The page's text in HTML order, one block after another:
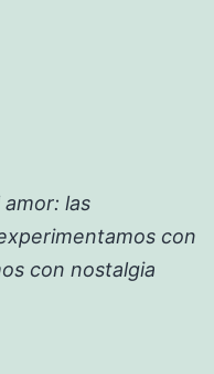
las
con
con nostalgia